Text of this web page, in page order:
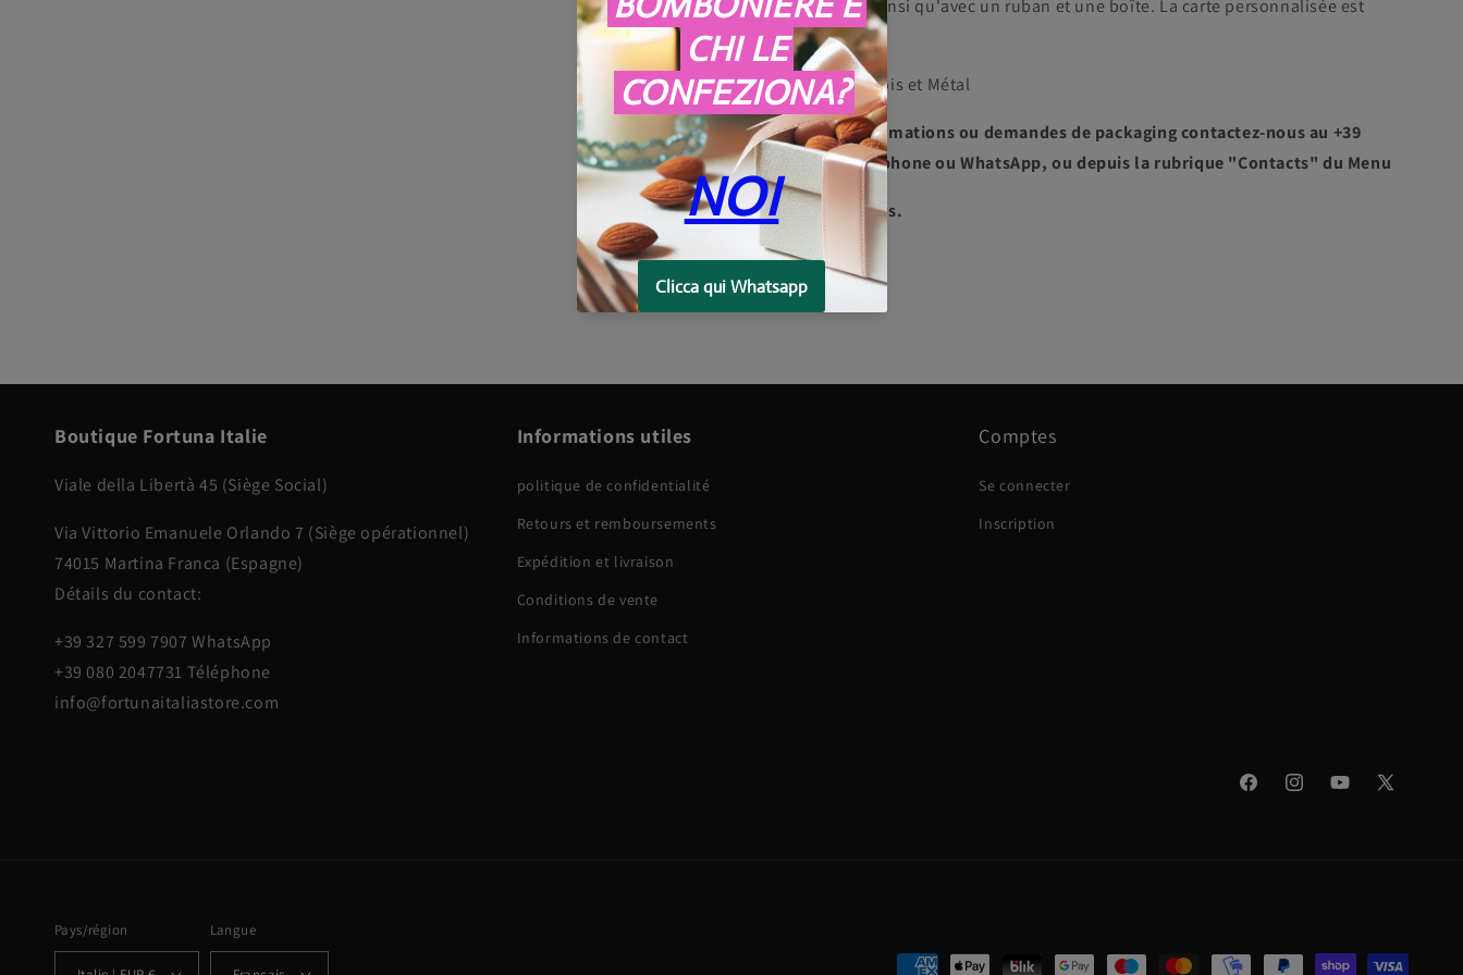
forme de cœur, ainsi qu'avec un ruban et une boîte. La carte personnalisée est
gratuite.
Matériel: Bois et Métal
Pour plus d'informations ou demandes de packaging contactez-nous au +39
3275997907 téléphone ou WhatsApp, ou depuis la rubrique "Contacts" du Menu
Expédié en 7 jours.
Boutique Fortuna Italie
Viale della Libertà 45 (Siège Social)
Via Vittorio Emanuele Orlando 7 (Siège opérationnel)
74015 Martina Franca (Espagne)
Détails du contact:
+39 327 599 7907 WhatsApp
+39 080 2047731 Téléphone
info@fortunaitaliastore.com
Informations utiles
politique de confidentialité
Retours et remboursements
Expédition et livraison
Conditions de vente
Informations de contact
Comptes
Se connecter
Inscription
FacebookInstagramYouTube
X
Pays/région Langue
Moyens